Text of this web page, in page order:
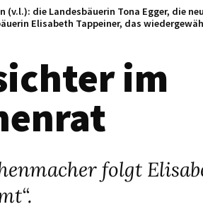
(links) ist der gesamte
im
folgt